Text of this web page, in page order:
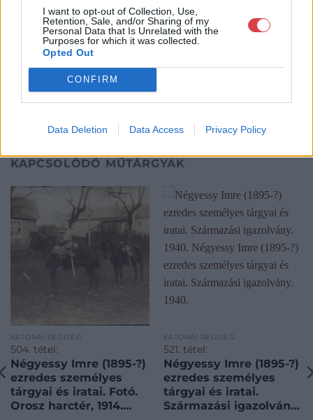
I want to opt-out of Collection, Use,
Retention, Sale, and/or Sharing of my
Personal Data that Is Unrelated with the
Purposes for which it was collected.
Opted Out
CONFIRM
Data Deletion Data Access Privacy Policy
oldalunkon bonyolítjuk árverésünket. www.aukcio.net
GALÉRIA TOVÁBBI MŰTÁRGYAI
KAPCSOLÓDÓ MŰTÁRGYAK
KATONAI RÉGISÉG
504. tétel:
Négyessy Imre (1895-?)
ezredes személyes
tárgyai és iratai. Fotó.
Orosz harctér, 1914.
KATONAI RÉGISÉG
521. tétel:
Négyessy Imre (1895-?)
ezredes személyes
tárgyai és iratai.
Származási igazolvány.